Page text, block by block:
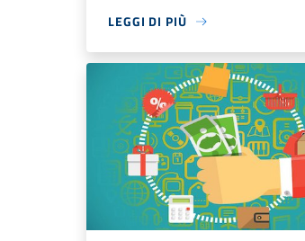
LEGGI DI PIÙ